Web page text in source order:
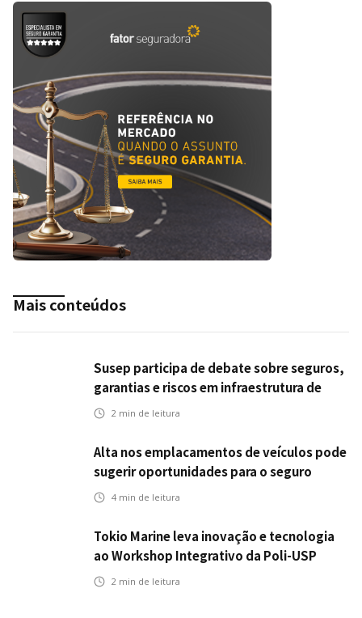
Mais conteúdos
Susep participa de debate sobre seguros,
garantias e riscos em infraestrutura de
transportes
2 min de leitura
Alta nos emplacamentos de veículos pode
sugerir oportunidades para o seguro
automotivo
4 min de leitura
Tokio Marine leva inovação e tecnologia
ao Workshop Integrativo da Poli-USP
2 min de leitura